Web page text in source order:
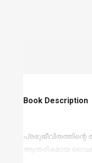
Book Description
ആന്തരികമായ